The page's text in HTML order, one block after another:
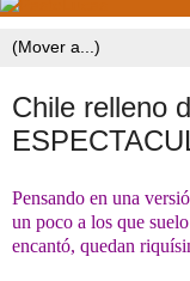
Chile relleno
Pensando en una
un poco a los que
encantó, quedan